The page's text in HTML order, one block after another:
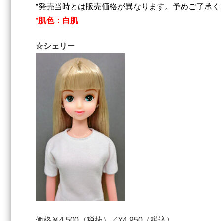
*発売当時とは販売価格が異なります。予めご了承
*肌色：白肌
☆シェリー